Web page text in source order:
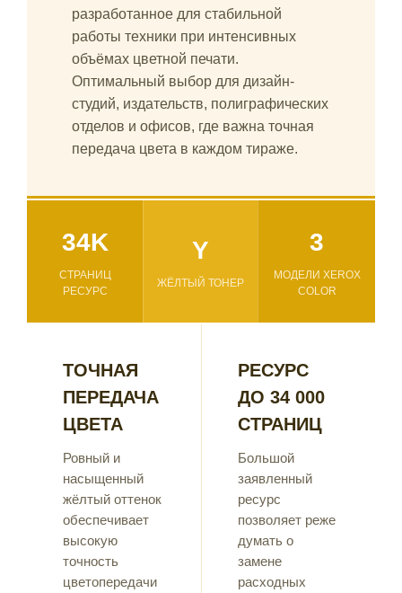
разработанное для стабильной
работы техники при интенсивных
объёмах цветной печати.
Оптимальный выбор для дизайн-
студий, издательств, полиграфических
отделов и офисов, где важна точная
передача цвета в каждом тираже.
34K
СТРАНИЦ
РЕСУРС
Y
ЖЁЛТЫЙ ТОНЕР
3
МОДЕЛИ XEROX
COLOR
ТОЧНАЯ
ПЕРЕДАЧА
ЦВЕТА
Ровный и
насыщенный
жёлтый оттенок
обеспечивает
высокую
точность
цветопередачи
РЕСУРС
ДО 34 000
СТРАНИЦ
Большой
заявленный
ресурс
позволяет реже
думать о
замене
расходных